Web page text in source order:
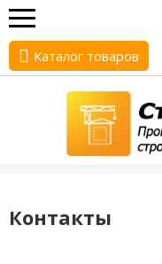
Каталог товаров
Контакты